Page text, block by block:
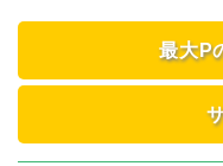
最大P